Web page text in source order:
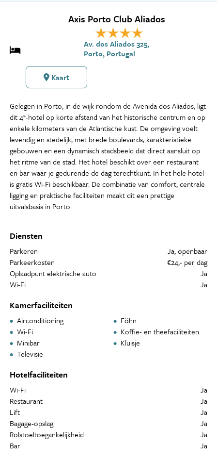
Axis Porto Club Aliados
Av. dos Aliados 325,
Porto, Portugal
Kaart
Gelegen in Porto, in de wijk rondom de Avenida dos Aliados, ligt
dit 4*-hotel op korte afstand van het historische centrum en op
enkele kilometers van de Atlantische kust. De omgeving voelt
levendig en stedelijk, met brede boulevards, karakteristieke
gebouwen en een dynamisch stadsbeeld dat direct aansluit op
het ritme van de stad. Het hotel beschikt over een restaurant
en bar waar je gedurende de dag terechtkunt. In het hele hotel
is gratis Wi-Fi beschikbaar. De combinatie van comfort, centrale
ligging en praktische faciliteiten maakt dit een prettige
uitvalsbasis in Porto.
Diensten
Parkeren
Ja, openbaar
Parkeerkosten
€24,- per dag
Oplaadpunt elektrische auto
Ja
Wi-Fi
Ja
Kamerfaciliteiten
Airconditioning
Föhn
Wi-Fi
Koffie- en theefaciliteiten
Minibar
Kluisje
Televisie
Hotelfaciliteiten
Wi-Fi
Ja
Restaurant
Ja
Lift
Ja
Bagage-opslag
Ja
Rolstoeltoegankelijkheid
Ja
Bar
Ja